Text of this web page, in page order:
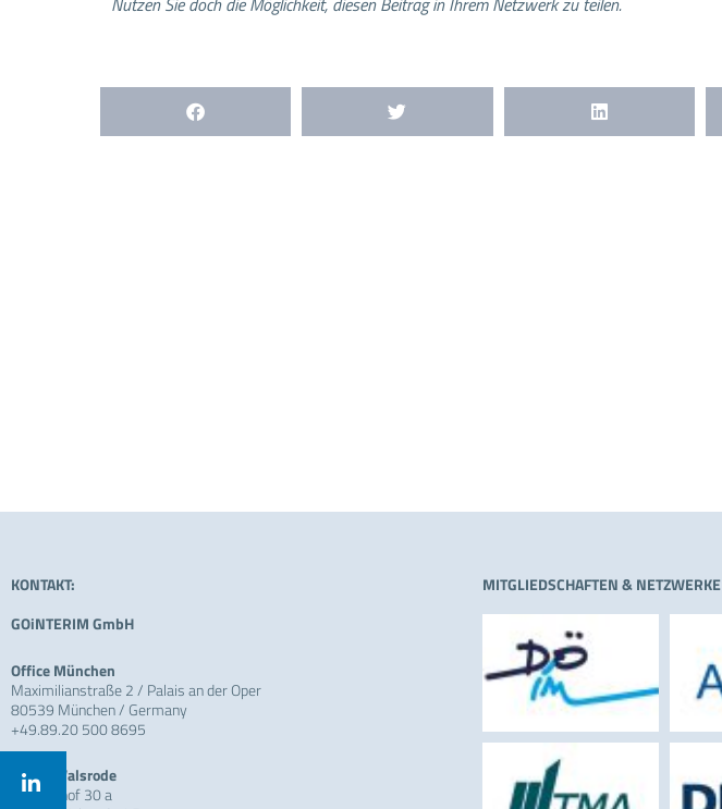
KONTAKT:
GOiNTERIM GmbH
Office München
Maximilianstraße 2 / Palais an der Oper
80539 München / Germany
+49.89.20 500 8695
Office Walsrode
Am Tierhof 30 a
MITGLIEDSCHAFTEN & NETZWERKE